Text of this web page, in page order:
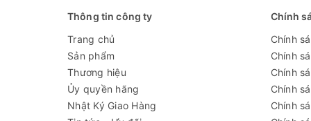
Tủ
Tủ
Tủ
Tủ
Tủ
Thông tin công ty
Trang chủ
Sản phẩm
Thương hiệu
Ủy quyền hãng
Nhật Ký Giao Hàng
Chính
Chính
Chính
Chính
Chính
Chính